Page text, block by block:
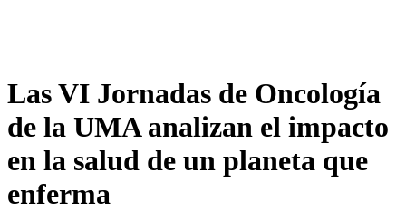
Las VI Jornadas de Oncología
de la UMA analizan el impacto
en la salud de un planeta que
enferma